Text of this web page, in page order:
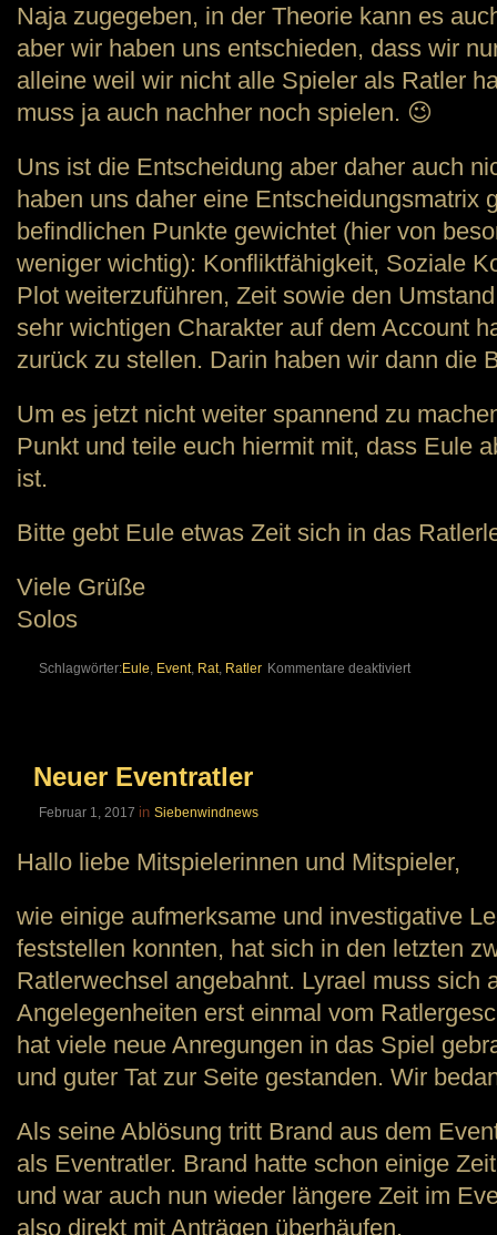
Naja zugegeben, in der Theorie kann es
aber wir haben uns entschieden, dass wir
alleine weil wir nicht alle Spieler als Ratler
muss ja auch nachher noch spielen. 😉
Uns ist die Entscheidung aber daher auch
haben uns daher eine Entscheidungsmatrix
befindlichen Punkte gewichtet (hier von
weniger wichtig): Konfliktfähigkeit, Soziale
Plot weiterzuführen, Zeit sowie den
sehr wichtigen Charakter auf dem Account
zurück zu stellen. Darin haben wir dann die
Um es jetzt nicht weiter spannend zu
Punkt und teile euch hiermit mit, dass Eule
ist.
Bitte gebt Eule etwas Zeit sich in das
Viele Grüße
Solos
Schlagwörter:Eule, Event, Rat, Ratler Kommentare deaktiviertfür
Neuer Eventratler
Februar 1, 2017 in Siebenwindnews
Hallo liebe Mitspielerinnen und Mitspieler,
wie einige aufmerksame und investigative
feststellen konnten, hat sich in den letzten
Ratlerwechsel angebahnt. Lyrael muss sich
Angelegenheiten erst einmal vom
hat viele neue Anregungen in das Spiel
und guter Tat zur Seite gestanden. Wir
Als seine Ablösung tritt Brand aus dem
als Eventratler. Brand hatte schon einige
und war auch nun wieder längere Zeit im
also direkt mit Anträgen überhäufen.